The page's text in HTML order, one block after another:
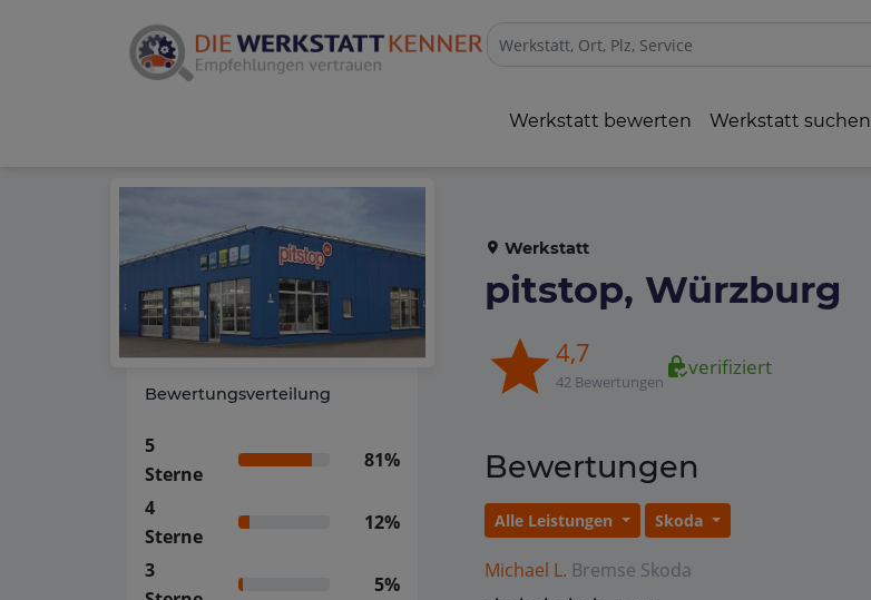
Werkstatt bewerten Werkstatt suchen
Bewertungsverteilung
5
Sterne
81%
4
Sterne
12%
3
5%
Werkstatt
pitstop, Würzburg
4,7
42 Bewertungen
verifiziert
Bewertungen
Alle Leistungen Skoda
Michael L. Bremse Skoda